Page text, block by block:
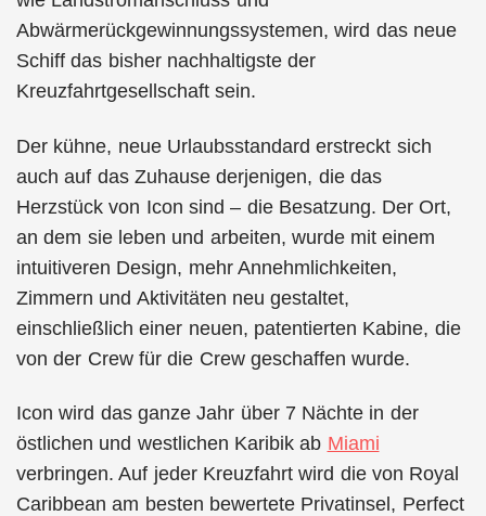
Abwärmerückgewinnungssystemen, wird das neue
Schiff das bisher nachhaltigste der
Kreuzfahrtgesellschaft sein.
Der kühne, neue Urlaubsstandard erstreckt sich
auch auf das Zuhause derjenigen, die das
Herzstück von Icon sind – die Besatzung. Der Ort,
an dem sie leben und arbeiten, wurde mit einem
intuitiveren Design, mehr Annehmlichkeiten,
Zimmern und Aktivitäten neu gestaltet,
einschließlich einer neuen, patentierten Kabine, die
von der Crew für die Crew geschaffen wurde.
Icon wird das ganze Jahr über 7 Nächte in der
östlichen und westlichen Karibik ab Miami
verbringen. Auf jeder Kreuzfahrt wird die von Royal
Caribbean am besten bewertete Privatinsel, Perfect